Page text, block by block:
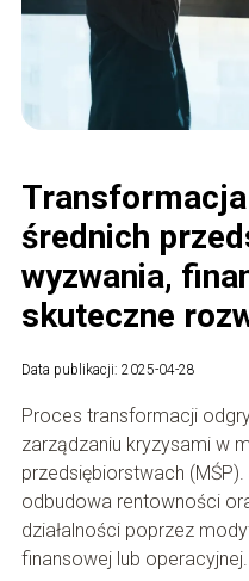
Transformacja
średnich
wyzwania,
skuteczne
Data publikacji: 2025-04-28
Proces transformacji
zarządzaniu kryzysami w
przedsiębiorstwach
odbudowa rentowności
działalności poprzez
finansowej lub operacyjnej.